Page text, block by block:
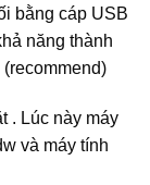
bằng cáp USB
năng thành
. Lúc này máy
và máy tính